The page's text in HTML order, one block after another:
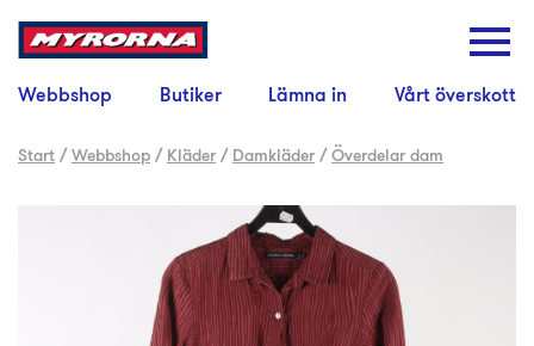
Webbshop Butiker Lämna in Vårt överskott
Start /Webbshop / Kläder / Damkläder /Överdelar dam